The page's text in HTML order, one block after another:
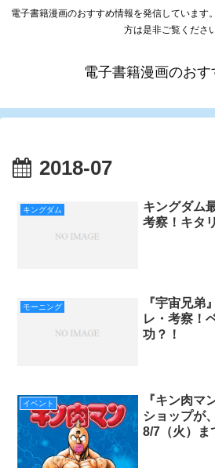
電子書籍漫画のおすすめ情報を発信しています
方は是非ご覧ください
電子書籍漫画のおす
2018-07
キングダム
キングダム
考察！キタ
モーニング
『宇宙兄弟
レ・考察！
功？！
イベント
『キン肉マ
ショップが
8/7（火）ま